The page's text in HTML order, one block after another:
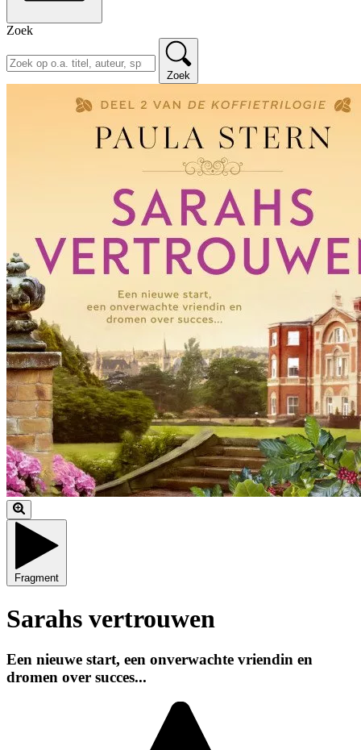
Zoek
Zoek
Fragment
Sarahs vertrouwen
Een nieuwe start, een onverwachte vriendin en
dromen over succes...